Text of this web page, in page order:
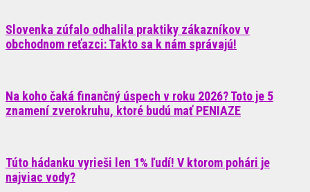
Slovenka zúfalo odhalila praktiky zákazníkov v
obchodnom reťazci: Takto sa k nám správajú!
Na koho čaká finančný úspech v roku 2026? Toto je 5
znamení zverokruhu, ktoré budú mať PENIAZE
Túto hádanku vyrieši len 1% ľudí! V ktorom pohári je
najviac vody?